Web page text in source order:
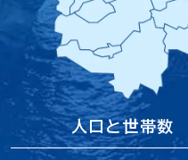
人口と世帯数